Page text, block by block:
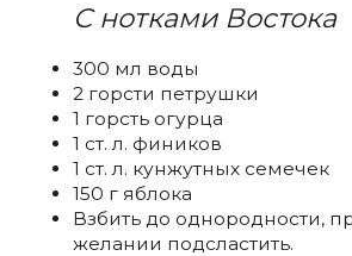
С нотками Востока
300 мл воды
2 горсти петрушки
1 горсть огурца
1 ст. л. фиников
1 ст. л. кунжутных семечек
150 г яблока
Взбить до однородности,
желании подсластить.